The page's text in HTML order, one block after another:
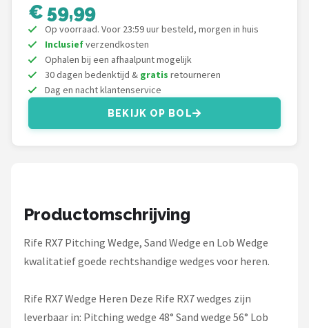
Livano
Nivard
Bovista
Under Armour
FastFold
Alle merken →
€ 59,99
Op voorraad. Voor 23:59 uur besteld, morgen in huis
Inclusiefverzendkosten
Ophalen bij een afhaalpunt mogelijk
30 dagen bedenktijd & gratis retourneren
Dag en nacht klantenservice
BEKIJK OP BOL
Productomschrijving
Rife RX7 Pitching Wedge, Sand Wedge en Lob Wedge
kwalitatief goede rechtshandige wedges voor heren.
Rife RX7 Wedge Heren Deze Rife RX7 wedges zijn
leverbaar in: Pitching wedge 48° Sand wedge 56° Lob